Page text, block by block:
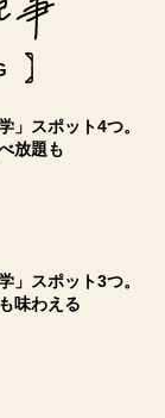
」スポット4つ。
放題も
」スポット3つ。
味わえる